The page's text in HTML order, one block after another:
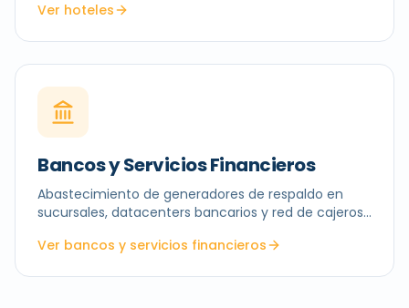
Ver hoteles
Bancos y Servicios Financieros
Abastecimiento de generadores de respaldo en
sucursales, datacenters bancarios y red de cajeros
Ver bancos y servicios financieros